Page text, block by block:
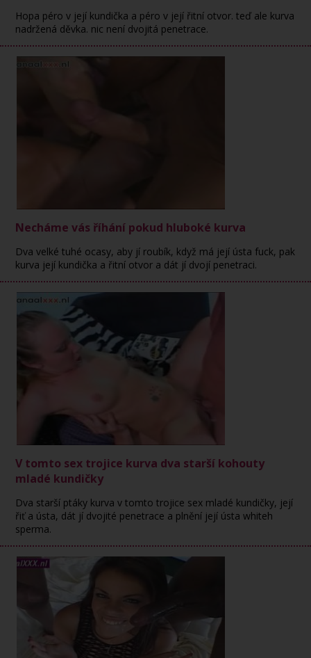
Hopa péro v její kundička a péro v její řitní otvor. teď ale kurva
nadržená děvka. nic není dvojitá penetrace.
Necháme vás říhání pokud hluboké kurva
Dva velké tuhé ocasy, aby jí roubík, když má její ústa fuck, pak
kurva její kundička a řitní otvor a dát jí dvojí penetraci.
V tomto sex trojice kurva dva starší kohouty
mladé kundičky
Dva starší ptáky kurva v tomto trojice sex mladé kundičky, její
řiť a ústa, dát jí dvojité penetrace a plnění její ústa whiteh
sperma.